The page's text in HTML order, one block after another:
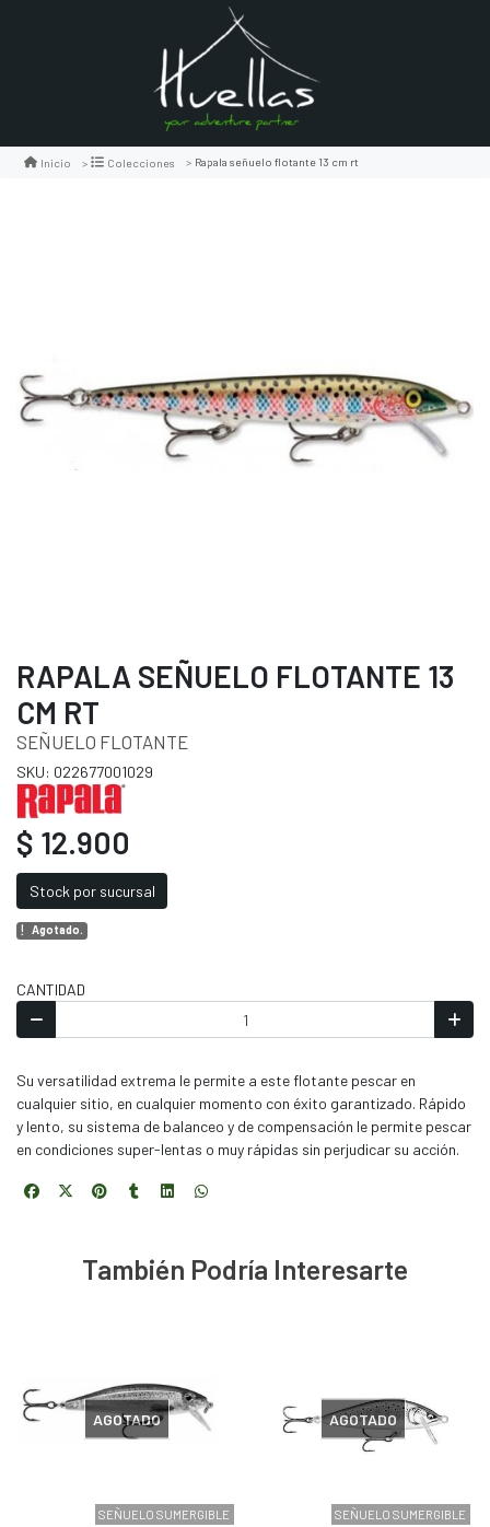
Inicio Colecciones Rapala señuelo flotante 13 cm rt
RAPALA SEÑUELO FLOTANTE 13
CM RT
SEÑUELO FLOTANTE
SKU: 022677001029
$ 12.900
Stock por sucursal
Agotado.
CANTIDAD
Su versatilidad extrema le permite a este flotante pescar en
cualquier sitio, en cualquier momento con éxito garantizado. Rápido
y lento, su sistema de balanceo y de compensación le permite pescar
en condiciones super-lentas o muy rápidas sin perjudicar su acción.
También Podría Interesarte
SEÑUELO SUMERGIBLE
AGOTADO
SEÑUELO SUMERGIBLE
AGOTADO